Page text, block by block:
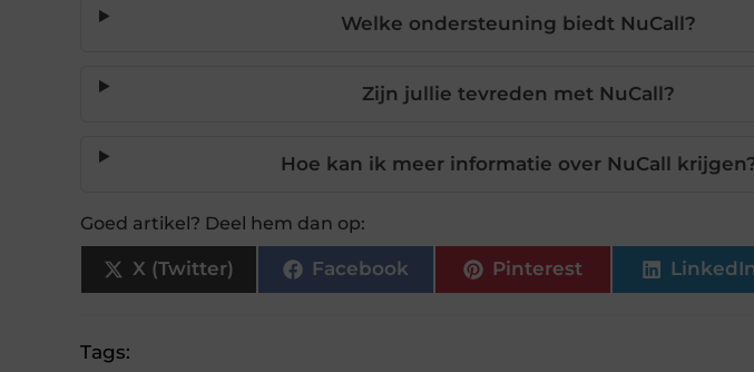
Welke ondersteuning biedt NuCall?
Zijn jullie tevreden met NuCall?
Hoe kan ik meer informatie over NuCall
Goed artikel? Deel hem dan op:
X (Twitter) Facebook Pinterest LinkedIn
Tags: